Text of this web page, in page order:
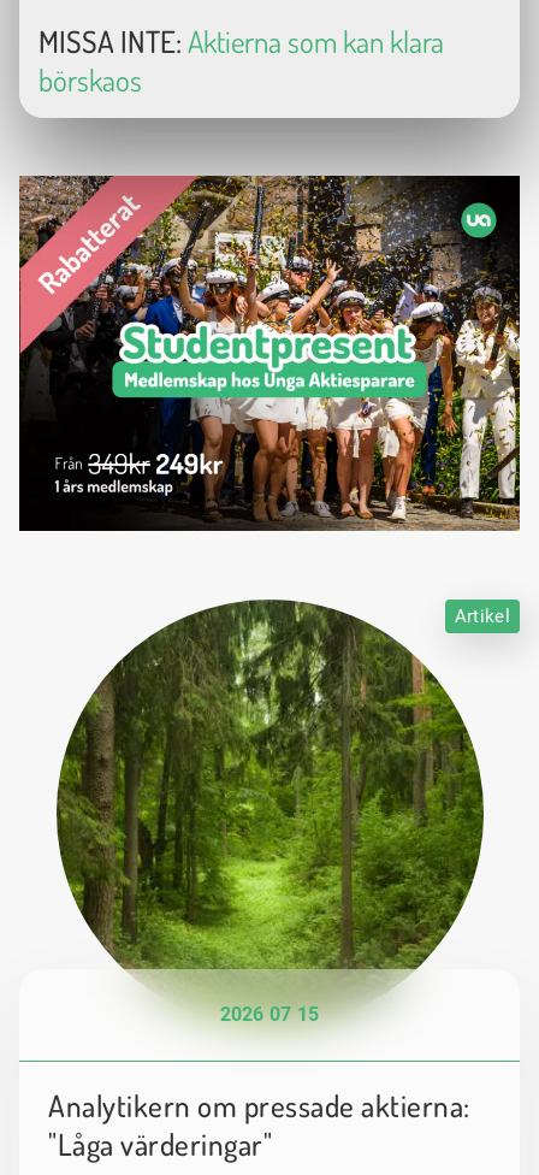
MISSA INTE:Aktierna som kan klara
börskaos
Artikel
2026 07 15
Analytikern om pressade aktierna:
"Låga värderingar"